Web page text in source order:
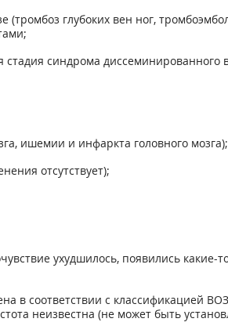
глубоких вен ног,
синдрома
ишемии и инфаркта головного мозга);
отсутствует);
ухудшилось, появились какие-
соответствии с классификацией
неизвестна (не может быть